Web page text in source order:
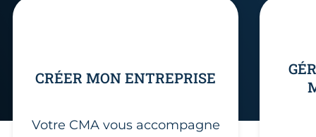
CRÉER MON ENTREPRISE
Votre CMA vous accompagne